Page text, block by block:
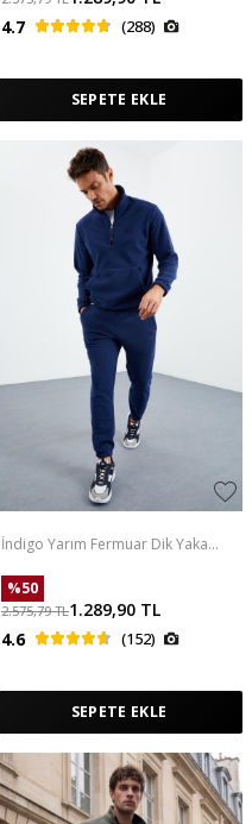
4.7
(288)
SEPETE EKLE
İndigo Yarım Fermuar Dik Yaka
Takımı - 85159
%50
2.575,79TL1.289,90 TL
4.6
(152)
SEPETE EKLE